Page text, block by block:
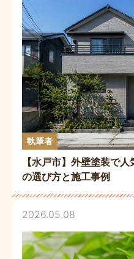
執筆者
【水戸市】外壁塗装で
の選び方と施工事例
2026.05.08